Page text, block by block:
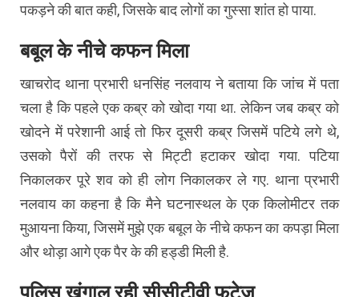
पकड़ने की बात कही, जिसके बाद लोगों का गुस्सा शांत हो पाया.
बबूल के नीचे कफन मिला
खाचरोद थाना प्रभारी धनसिंह नलवाय ने बताया कि जांच में पता
चला है कि पहले एक कब्र को खोदा गया था. लेकिन जब कब्र को
खोदने में परेशानी आई तो फिर दूसरी कब्र जिसमें पटिये लगे थे,
उसको पैरों की तरफ से मिट्टी हटाकर खोदा गया. पटिया
निकालकर पूरे शव को ही लोग निकालकर ले गए. थाना प्रभारी
नलवाय का कहना है कि मैने घटनास्थल के एक किलोमीटर तक
मुआयना किया, जिसमें मुझे एक बबूल के नीचे कफन का कपड़ा मिला
और थोड़ा आगे एक पैर के की हड्डी मिली है.